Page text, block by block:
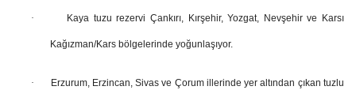
· Kaya tuzu rezervi Çankırı, Kırşehir, Yozgat, Nevşehir ve Karsı
Kağızman/Kars bölgelerinde yoğunlaşıyor.
· Erzurum, Erzincan, Sivas ve Çorum illerinde yer altından çıkan tuzlu